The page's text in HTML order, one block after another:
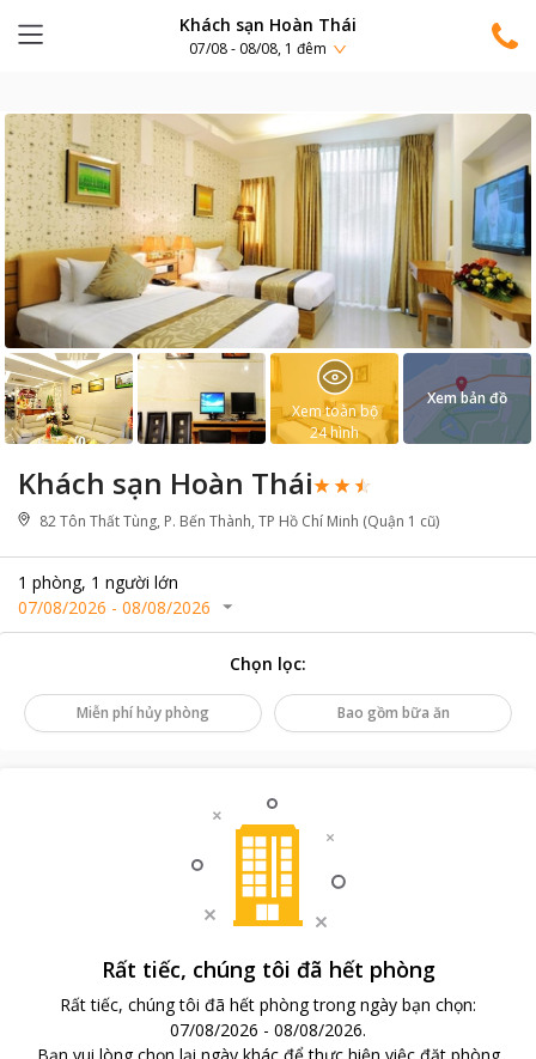
Khách sạn Hoàn Thái
07/08 - 08/08, 1 đêm
Khách sạn Hoàn Thái
82 Tôn Thất Tùng, P. Bến Thành, TP Hồ Chí Minh (Quận 1 cũ)
1 phòng, 1 người lớn
07/08/2026 - 08/08/2026
Xem toàn bộ
24hình
Xem bản đồ
Chọn lọc:
Miễn phí hủy phòng Bao gồm bữa ăn
Rất tiếc, chúng tôi đã hết phòng
Rất tiếc, chúng tôi đã hết phòng trong ngày bạn chọn:
07/08/2026 - 08/08/2026.